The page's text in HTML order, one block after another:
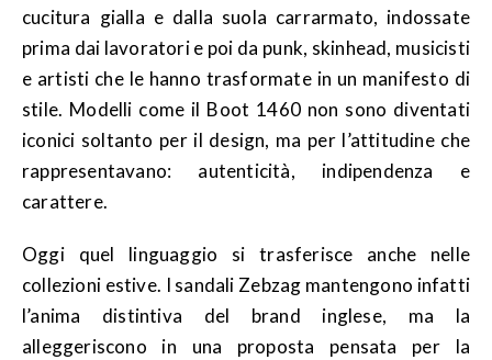
cucitura gialla e dalla suola carrarmato, indossate
prima dai lavoratori e poi da punk, skinhead, musicisti
e artisti che le hanno trasformate in un manifesto di
stile. Modelli come il Boot 1460 non sono diventati
iconici soltanto per il design, ma per l’attitudine che
rappresentavano: autenticità, indipendenza e
carattere.
Oggi quel linguaggio si trasferisce anche nelle
collezioni estive. I sandali Zebzag mantengono infatti
l’anima distintiva del brand inglese, ma la
alleggeriscono in una proposta pensata per la